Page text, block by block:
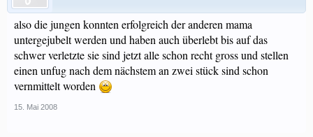
also die jungen konnten erfolgreich der anderen mama
untergejubelt werden und haben auch überlebt bis auf das
schwer verletzte sie sind jetzt alle schon recht gross und stellen
einen unfug nach dem nächstem an zwei stück sind schon
vernmittelt worden
15. Mai 2008